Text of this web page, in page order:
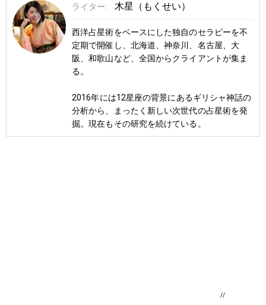
ライター: 木星（もくせい）
西洋占星術をベースにした独自のセラピーを不
定期で開催し、北海道、神奈川、名古屋、大
阪、和歌山など、全国からクライアントが集ま
る。
2016年には12星座の背景にあるギリシャ神話の
分析から、まったく新しい次世代の占星術を発
掘。現在もその研究を続けている。
//